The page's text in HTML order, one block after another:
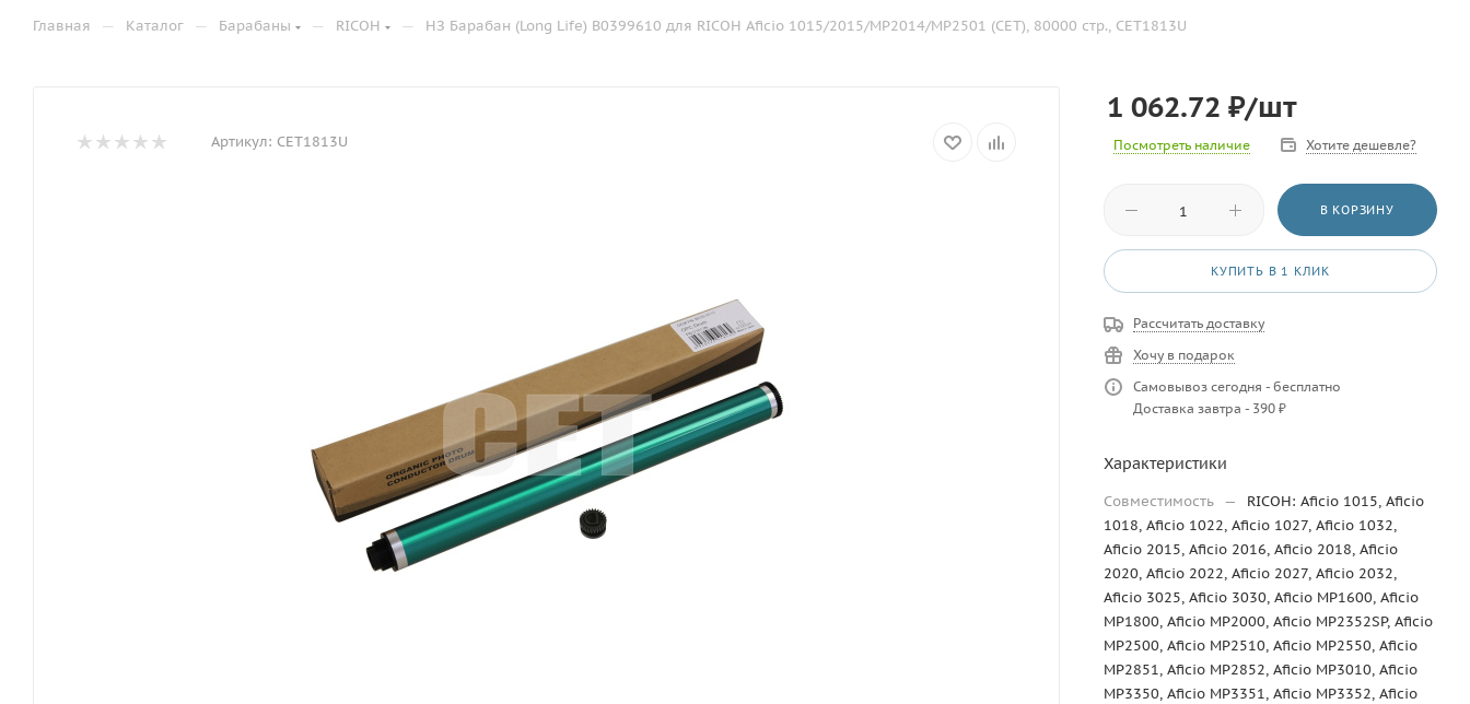
Главная — Каталог — Барабаны — RICOH — НЗ Барабан (Long Life) B0399610 для RICOH Aficio 1015/2015/MP2014/MP2501 (CET), 80000 стр., CET1813U
Артикул: CET1813U
1 062.72 ₽/шт
Посмотреть наличие Хотите дешевле?
В КОРЗИНУ
КУПИТЬ В 1 КЛИК
Рассчитать доставку
Хочу в подарок
Самовывоз сегодня - бесплатно
Доставка завтра - 390 ₽
Характеристики
Совместимость —
RICOH: Aficio 1015, Aficio
1018, Aficio 1022, Aficio 1027, Aficio 1032,
Aficio 2015, Aficio 2016, Aficio 2018, Aficio
2020, Aficio 2022, Aficio 2027, Aficio 2032,
Aficio 3025, Aficio 3030, Aficio MP1600, Aficio
MP1800, Aficio MP2000, Aficio MP2352SP, Aficio
MP2500, Aficio MP2510, Aficio MP2550, Aficio
MP2851, Aficio MP2852, Aficio MP3010, Aficio
MP3350, Aficio MP3351, Aficio MP3352, Aficio